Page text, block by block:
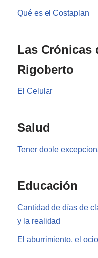
Qué es el Costaplan
Las Crónicas
Rigoberto
El Celular
Salud
Tener doble
Educación
Cantidad de días de
y la realidad
El aburrimiento, el